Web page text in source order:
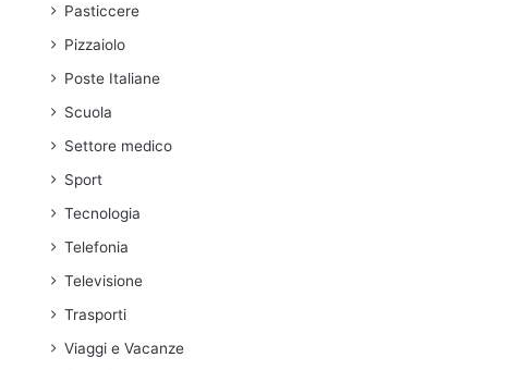
Pasticcere
Pizzaiolo
Poste Italiane
Scuola
Settore medico
Sport
Tecnologia
Telefonia
Televisione
Trasporti
Viaggi e Vacanze